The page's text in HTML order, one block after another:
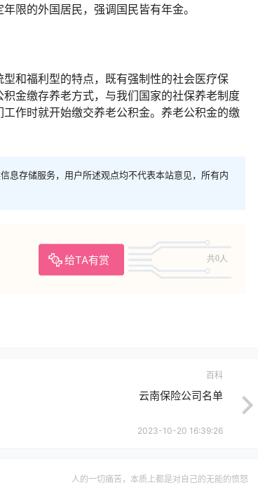
限的外国居民，强调国民皆有年金。
和福利型的特点，既有强制性的社会医疗保
金缴存养老方式，与我们国家的社保养老制度
作时就开始缴交养老公积金。养老公积金的缴
息存储服务，用户所述观点均不代表本站意见，所有内
给TA有赏 共0人
百科
云南保险公司名单
2023-10-20 16:39:26
人的一切痛苦，本质上都是对自己的无能的愤怒